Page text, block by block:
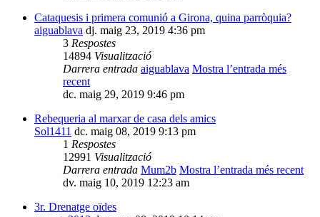
Cataquesis i primera comunió a Girona, quina parròquia?
aiguablava dj. maig 23, 2019 4:36 pm
3 Respostes
14894 Visualització
Darrera entrada aiguablava Mostra l’entrada més
recent
dc. maig 29, 2019 9:46 pm
Rebequeria al marxar de casa dels amics
Sol1411 dc. maig 08, 2019 9:13 pm
1 Respostes
12991 Visualització
Darrera entrada Mum2b Mostra l’entrada més recent
dv. maig 10, 2019 12:23 am
3r. Drenatge oïdes